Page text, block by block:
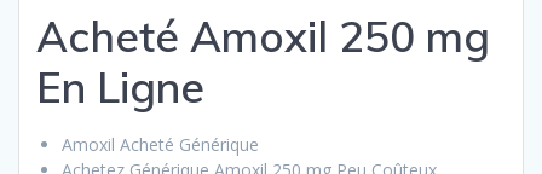
Acheté Amoxil 250 mg
En Ligne
Amoxil Acheté Générique